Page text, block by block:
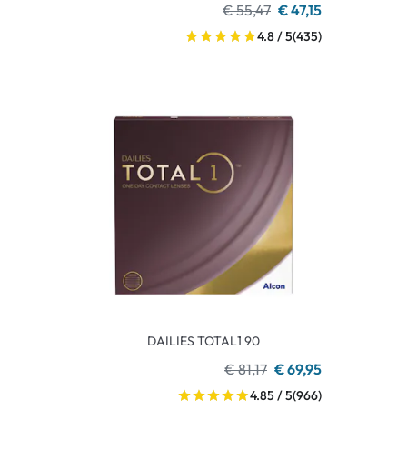
€ 55,47 € 47,15
4.8 / 5(435)
DAILIES TOTAL1 90
€ 81,17 € 69,95
4.85 / 5(966)